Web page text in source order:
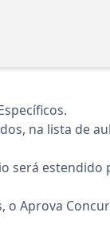
na lista de
será estendido
Aprova